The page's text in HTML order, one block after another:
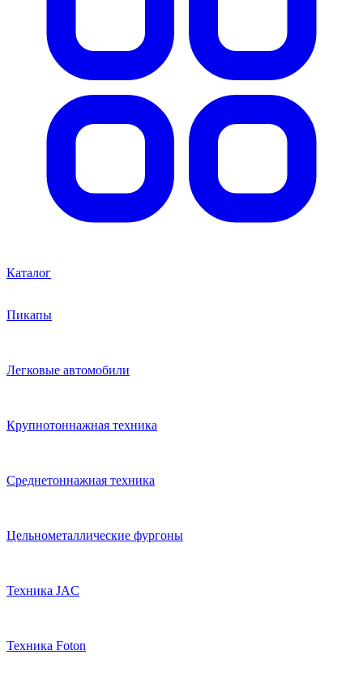
Каталог
Пикапы
Легковые автомобили
Крупнотоннажная техника
Среднетоннажная техника
Цельнометаллические фургоны
Техника JAC
Техника Foton